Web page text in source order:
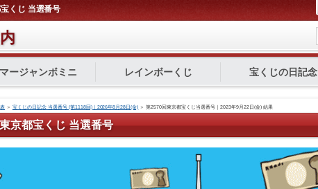
くじ 当選番号
ージャンボミニ レインボーくじ 宝くじの日記念
＞ 宝くじの日記念 当選番号 (第1118回)｜2026年8月28日(金) ＞第2570回東京都宝くじ当選番号｜2023年9月22日(金) 結果
京都宝くじ 当選番号